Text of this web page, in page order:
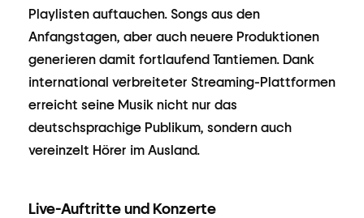
Playlisten auftauchen. Songs aus den
Anfangstagen, aber auch neuere Produktionen
generieren damit fortlaufend Tantiemen. Dank
international verbreiteter Streaming-Plattformen
erreicht seine Musik nicht nur das
deutschsprachige Publikum, sondern auch
vereinzelt Hörer im Ausland.
Live-Auftritte und Konzerte